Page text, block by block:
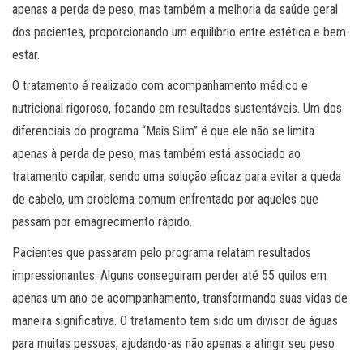
apenas a perda de peso, mas também a melhoria da saúde geral
dos pacientes, proporcionando um equilíbrio entre estética e bem-
estar.
O tratamento é realizado com acompanhamento médico e
nutricional rigoroso, focando em resultados sustentáveis. Um dos
diferenciais do programa “Mais Slim” é que ele não se limita
apenas à perda de peso, mas também está associado ao
tratamento capilar, sendo uma solução eficaz para evitar a queda
de cabelo, um problema comum enfrentado por aqueles que
passam por emagrecimento rápido.
Pacientes que passaram pelo programa relatam resultados
impressionantes. Alguns conseguiram perder até 55 quilos em
apenas um ano de acompanhamento, transformando suas vidas de
maneira significativa. O tratamento tem sido um divisor de águas
para muitas pessoas, ajudando-as não apenas a atingir seu peso